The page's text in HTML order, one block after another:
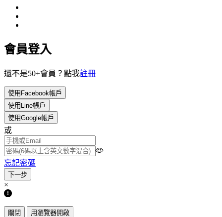
會員登入
還不是50+會員？點我註冊
使用Facebook帳戶
使用Line帳戶
使用Google帳戶
或
忘記密碼
×
關閉 用瀏覽器開啟